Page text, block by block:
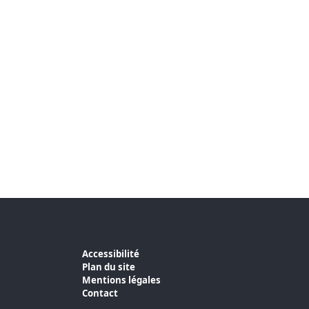
Accessibilité
Plan du site
Mentions légales
Contact